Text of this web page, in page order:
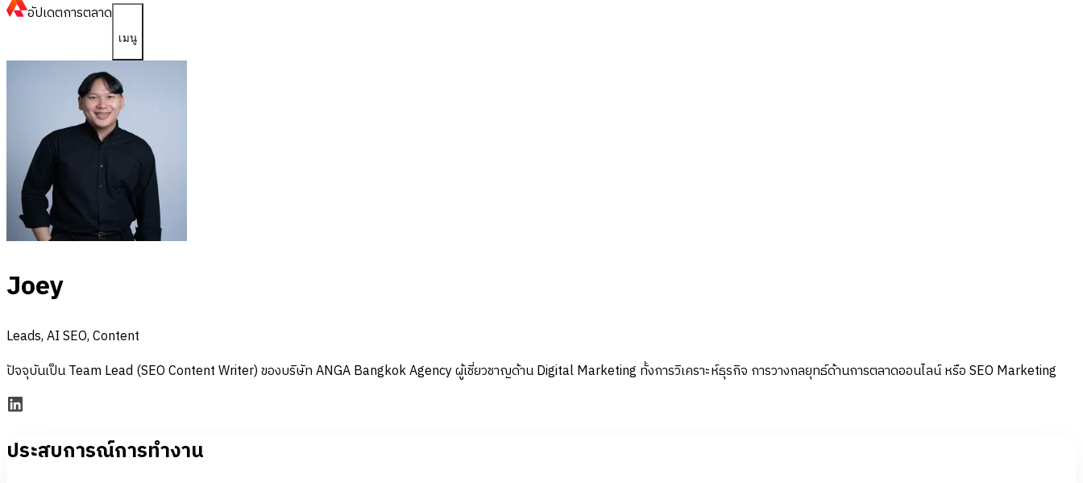
อัปเดตการตลาด
เมนู
Joey
Leads,AI SEO,Content
ปัจจุบันเป็น Team Lead (SEO Content Writer) ของบริษัท ANGA Bangkok Agency ผู้เชี่ยวชาญด้าน Digital Marketing ทั้งการวิเคราะห์ธุรกิจ การวางกลยุทธ์ด้านการตลาดออนไลน์ หรือ SEO Marketing
ประสบการณ์การทำงาน